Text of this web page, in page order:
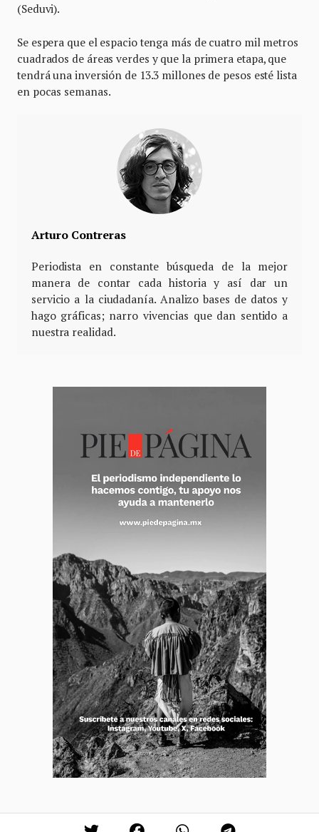
(Seduvi).
Se espera que el espacio tenga más de cuatro mil metros
cuadrados de áreas verdes y que la primera etapa, que
tendrá una inversión de 13.3 millones de pesos esté lista
en pocas semanas.
Arturo Contreras
Periodista en constante búsqueda de la mejor
manera de contar cada historia y así dar un
servicio a la ciudadanía. Analizo bases de datos y
hago gráficas; narro vivencias que dan sentido a
nuestra realidad.